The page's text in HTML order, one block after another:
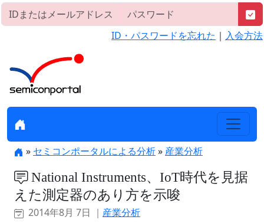
ID・パスワードを忘れた ｜ 入会方法
» セミコンポータルによる分析» 産業分析
National Instruments、IoT時代を見据
えた測定器のあり方を示唆
2014年8月 7日 ｜ 産業分析